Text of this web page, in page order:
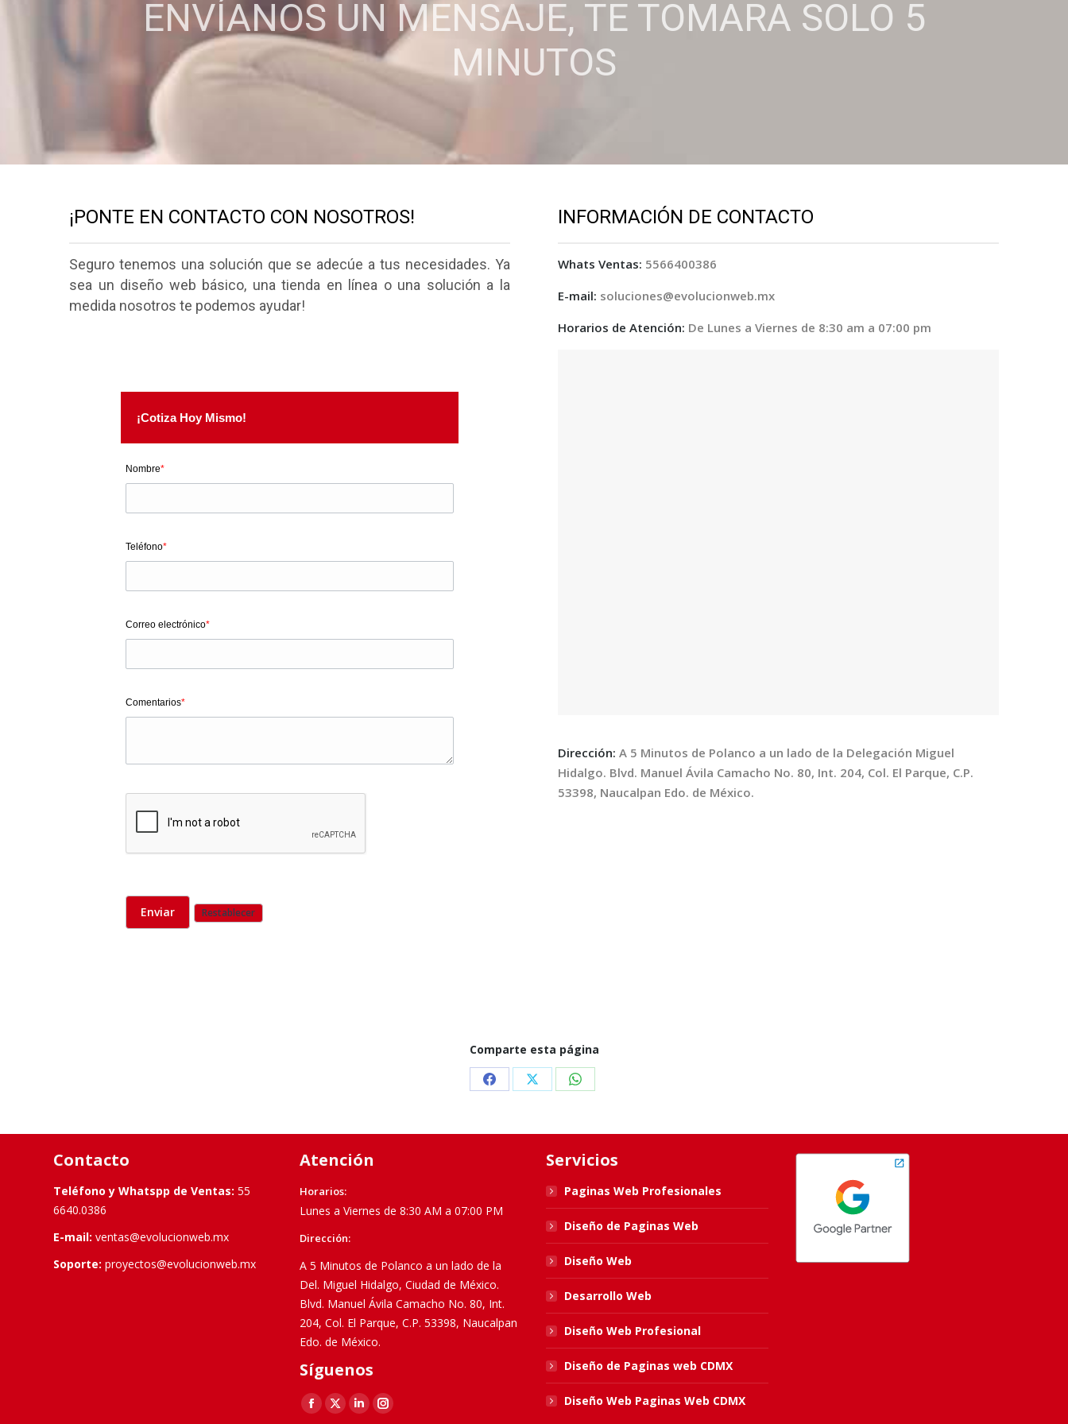
ENVÍANOS UN MENSAJE, TE TOMARA SOLO 5
MINUTOS
¡PONTE EN CONTACTO CON NOSOTROS!
Seguro tenemos una solución que se adecúe a tus necesidades. Ya
sea un diseño web básico, una tienda en línea o una solución a la
medida nosotros te podemos ayudar!
¡Cotiza Hoy Mismo!
Nombre*
Teléfono*
Correo electrónico*
Comentarios*
INFORMACIÓN DE CONTACTO
Whats Ventas: 5566400386
E-mail: soluciones@evolucionweb.mx
Horarios de Atención: De Lunes a Viernes de 8:30 am a 07:00 pm
Dirección: A 5 Minutos de Polanco a un lado de la Delegación Miguel
Hidalgo. Blvd. Manuel Ávila Camacho No. 80, Int. 204, Col. El Parque, C.P.
53398, Naucalpan Edo. de México.
Comparte esta página
Share
Facebook
Share
X
Share
WhatsApp
Contacto
Teléfono y Whatspp de Ventas: 55
6640.0386
E-mail: ventas@evolucionweb.mx
Soporte: proyectos@evolucionweb.mx
Atención
Horarios:
Lunes a Viernes de 8:30 AM a 07:00 PM
Dirección:
A 5 Minutos de Polanco a un lado de la
Del. Miguel Hidalgo, Ciudad de México.
Blvd. Manuel Ávila Camacho No. 80, Int.
204, Col. El Parque, C.P. 53398, Naucalpan
Edo. de México.
Síguenos
Find us on:
Facebook
X LinkedinInstagram
Servicios
Paginas Web Profesionales
Diseño de Paginas Web
Diseño Web
Desarrollo Web
Diseño Web Profesional
Diseño de Paginas web CDMX
Diseño Web Paginas Web CDMX